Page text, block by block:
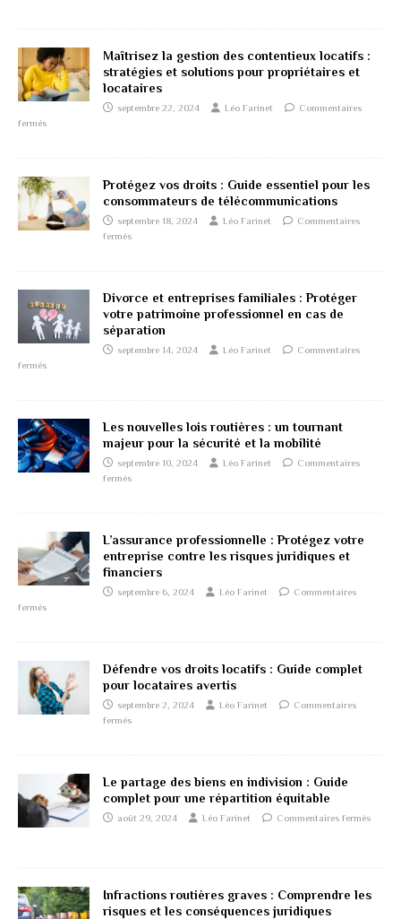
Maîtrisez la gestion des contentieux locatifs :
stratégies et solutions pour propriétaires et
locataires
septembre 22, 2024 Léo Farinet
Commentaires
fermés
Protégez vos droits : Guide essentiel pour les
consommateurs de télécommunications
septembre 18, 2024 Léo Farinet
Commentaires
fermés
Divorce et entreprises familiales : Protéger
votre patrimoine professionnel en cas de
séparation
septembre 14, 2024 Léo Farinet
Commentaires
fermés
Les nouvelles lois routières : un tournant
majeur pour la sécurité et la mobilité
septembre 10, 2024 Léo Farinet
Commentaires
fermés
L’assurance professionnelle : Protégez votre
entreprise contre les risques juridiques et
financiers
septembre 6, 2024 Léo Farinet
Commentaires
fermés
Défendre vos droits locatifs : Guide complet
pour locataires avertis
septembre 2, 2024 Léo Farinet
Commentaires
fermés
Le partage des biens en indivision : Guide
complet pour une répartition équitable
août 29, 2024 Léo Farinet Commentaires fermés
Infractions routières graves : Comprendre les
risques et les conséquences juridiques